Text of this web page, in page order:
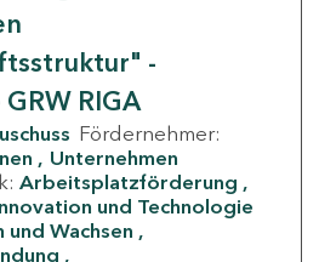
-
RIGA
Fördernehmer:
Unternehmen
Arbeitsplatzförderung
und Technologie
und Wachsen